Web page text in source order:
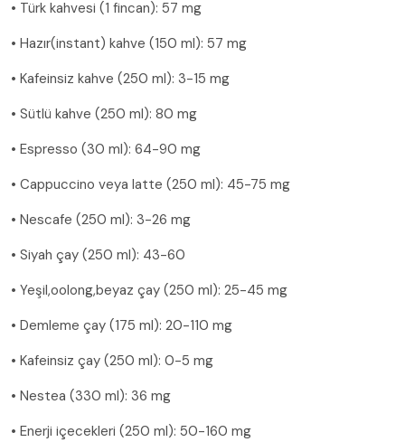
• Türk kahvesi (1 fincan): 57 mg
• Hazır(instant) kahve (150 ml): 57 mg
• Kafeinsiz kahve (250 ml): 3-15 mg
• Sütlü kahve (250 ml): 80 mg
• Espresso (30 ml): 64-90 mg
• Cappuccino veya latte (250 ml): 45-75 mg
• Nescafe (250 ml): 3-26 mg
• Siyah çay (250 ml): 43-60
• Yeşil,oolong,beyaz çay (250 ml): 25-45 mg
• Demleme çay (175 ml): 20-110 mg
• Kafeinsiz çay (250 ml): 0-5 mg
• Nestea (330 ml): 36 mg
• Enerji içecekleri (250 ml): 50-160 mg